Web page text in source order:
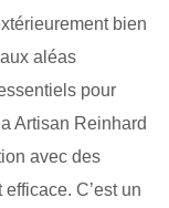
bien
aléas
pour
Artisan Reinhard
avec des
C’est un